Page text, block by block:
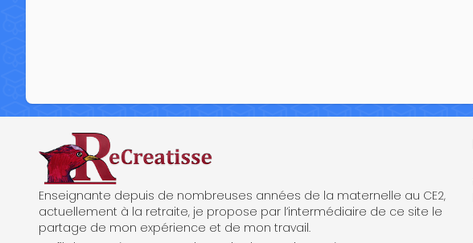
ReCreatisse
Enseignante depuis de nombreuses années de la maternelle au CE2,
actuellement à la retraite, je propose par l’intermédiaire de ce site le
partage de mon expérience et de mon travail.